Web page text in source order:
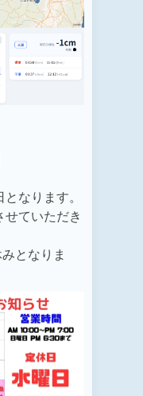
なります。
せていただき
となりま